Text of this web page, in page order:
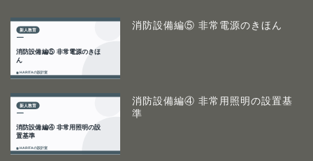
消防設備編⑤ 非常電源のきほん
消防設備編④ 非常用照明の設置基
準